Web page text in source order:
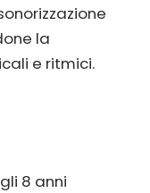
la
e ritmici.
8 anni